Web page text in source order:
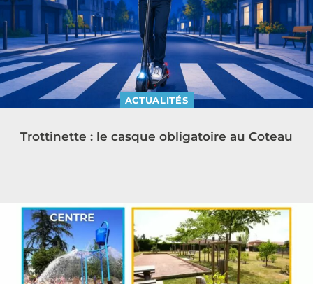
ACTUALITÉS
Trottinette : le casque obligatoire au Coteau